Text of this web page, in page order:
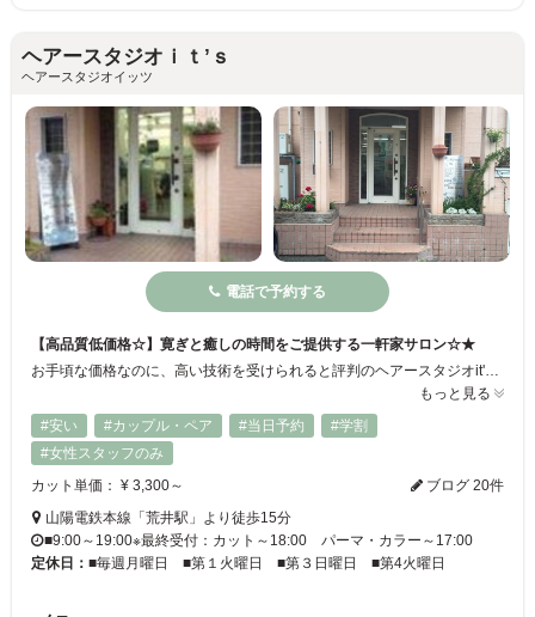
ヘアースタジオｉｔ’ｓ
ヘアースタジオイッツ
電話で予約する
【高品質低価格☆】寛ぎと癒しの時間をご提供する一軒家サロン☆★
もっと見る
#安い
#カップル・ペア #当日予約
#学割
#女性スタッフのみ
カット単価： ¥ 3,300～
ブログ 20件
山陽電鉄本線「荒井駅」より徒歩15分
■9:00～19:00※最終受付：カット～18:00 パーマ・カラー～17:00
定休日： ■毎週月曜日 ■第１火曜日 ■第３日曜日 ■第4火曜日